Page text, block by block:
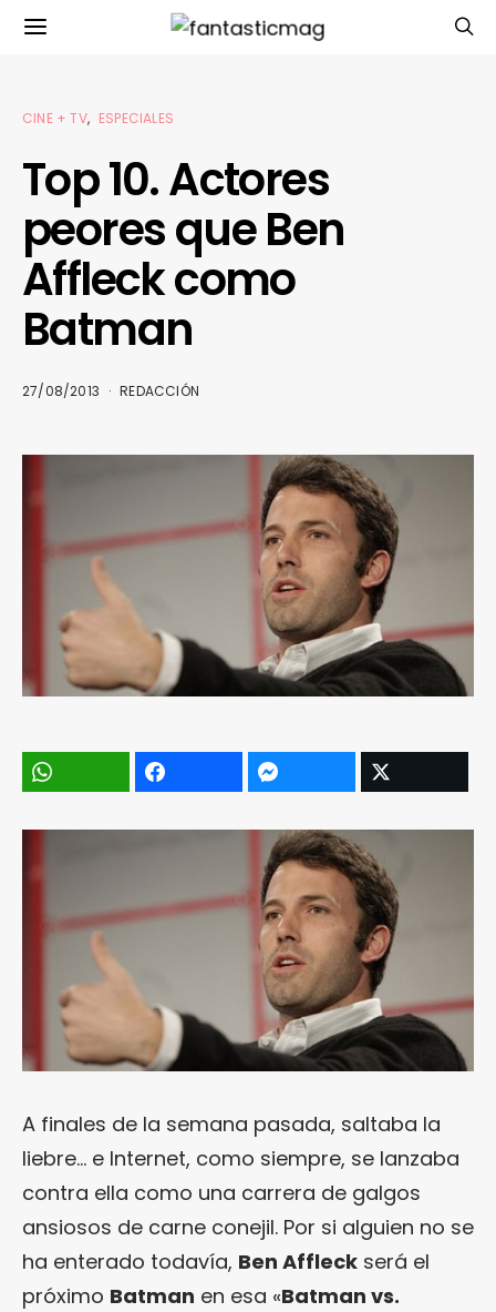
CINE + TV ESPECIALES
Top 10. Actores
peores que Ben
Affleck como
Batman
27/08/2013 REDACCIÓN
A finales de la semana pasada, saltaba la
liebre… e Internet, como siempre, se lanzaba
contra ella como una carrera de galgos
ansiosos de carne conejil. Por si alguien no se
ha enterado todavía, Ben Affleck será el
próximo Batman en esa «Batman vs.